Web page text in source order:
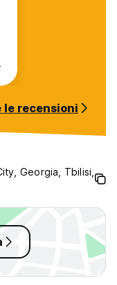
recensioni
Georgia, Tbilisi,